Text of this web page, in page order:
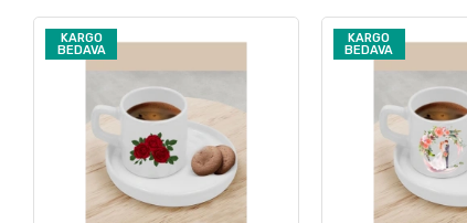
KARGO
BEDAVA
KARGO
BEDAVA